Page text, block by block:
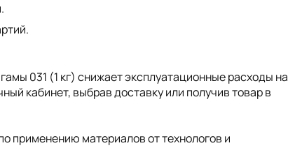
031 (1 кг) снижает эксплуатационные расходы на
кабинет, выбрав доставку или получив товар в
применению материалов от технологов и